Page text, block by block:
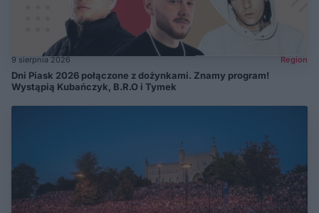
9 sierpnia 2026 Region
Dni Piask 2026 połączone z dożynkami. Znamy program!
Wystąpią Kubańczyk, B.R.O i Tymek